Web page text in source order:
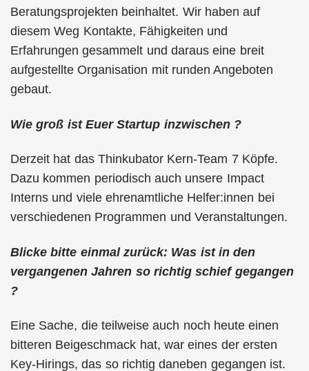
Beratungsprojekten beinhaltet. Wir haben auf
diesem Weg Kontakte, Fähigkeiten und
Erfahrungen gesammelt und daraus eine breit
aufgestellte Organisation mit runden Angeboten
gebaut.
Wie groß ist Euer Startup inzwischen ?
Derzeit hat das Thinkubator Kern-Team 7 Köpfe.
Dazu kommen periodisch auch unsere Impact
Interns und viele ehrenamtliche Helfer:innen bei
verschiedenen Programmen und Veranstaltungen.
Blicke bitte einmal zurück: Was ist in den
vergangenen Jahren so richtig schief gegangen
?
Eine Sache, die teilweise auch noch heute einen
bitteren Beigeschmack hat, war eines der ersten
Key-Hirings, das so richtig daneben gegangen ist.